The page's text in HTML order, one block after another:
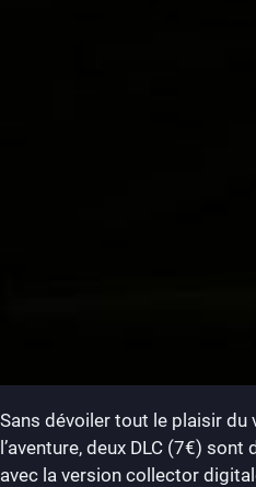
Sans dévoiler tout le plaisir du
l’aventure, deux DLC (7€)
avec la version collector